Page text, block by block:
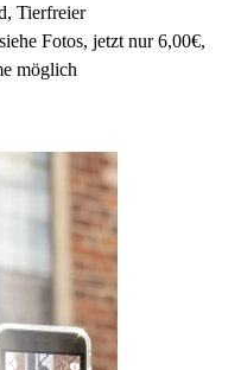
Tierfreier
Fotos, jetzt nur 6,00€,
möglich